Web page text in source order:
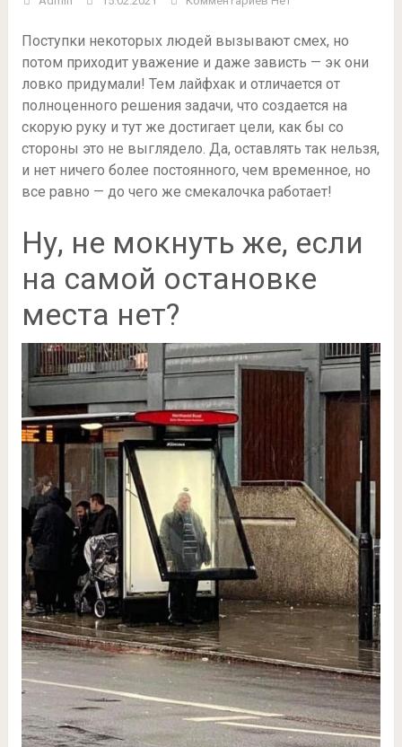
Поступки некоторых людей вызывают смех, но
потом приходит уважение и даже зависть — эк они
ловко придумали! Тем лайфхак и отличается от
полноценного решения задачи, что создается на
скорую руку и тут же достигает цели, как бы со
стороны это не выглядело. Да, оставлять так нельзя,
и нет ничего более постоянного, чем временное, но
все равно — до чего же смекалочка работает!
Ну, не мокнуть же, если
на самой остановке
места нет?